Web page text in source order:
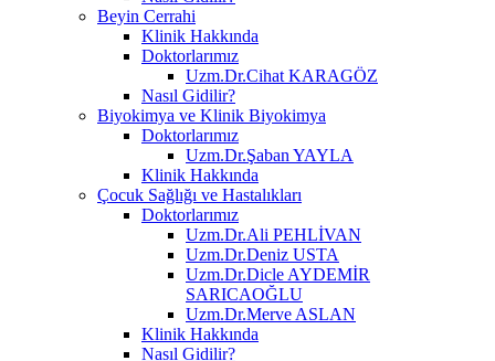
Beyin Cerrahi
Klinik Hakkında
Doktorlarımız
Uzm.Dr.Cihat KARAGÖZ
Nasıl Gidilir?
Biyokimya ve Klinik Biyokimya
Doktorlarımız
Uzm.Dr.Şaban YAYLA
Klinik Hakkında
Çocuk Sağlığı ve Hastalıkları
Doktorlarımız
Uzm.Dr.Ali PEHLİVAN
Uzm.Dr.Deniz USTA
Uzm.Dr.Dicle AYDEMİR
SARICAOĞLU
Uzm.Dr.Merve ASLAN
Klinik Hakkında
Nasıl Gidilir?